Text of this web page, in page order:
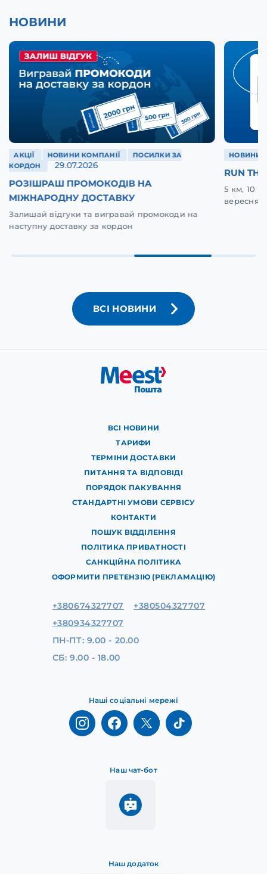
НОВИНИ
АКЦІЇ НОВИНИ КОМПАНІЇ
ПОСИЛКИ ЗА
КОРДОН
29.07.2026
РОЗІШРАШ ПРОМОКОДІВ НА
МІЖНАРОДНУ ДОСТАВКУ
Залишай відгуки та вигравай промокоди на
наступну доставку за кордон
НОВИНИ
RUN
5 км, 10
вересня
ВСІ НОВИНИ
ВСІ НОВИНИ
ТАРИФИ
ТЕРМІНИ ДОСТАВКИ
ПИТАННЯ ТА ВІДПОВІДІ
ПОРЯДОК ПАКУВАННЯ
СТАНДАРТНІ УМОВИ СЕРВІСУ
КОНТАКТИ
ПОШУК ВІДДІЛЕННЯ
ПОЛІТИКА ПРИВАТНОСТІ
САНКЦІЙНА ПОЛІТИКА
ОФОРМИТИ ПРЕТЕНЗІЮ (РЕКЛАМАЦІЮ)
Наш додаток
Наш чат-бот
Наші соціальні мережі
+380674327707
+380504327707
+380934327707
ПН-ПТ: 9.00 - 20.00
СБ: 9.00 - 18.00